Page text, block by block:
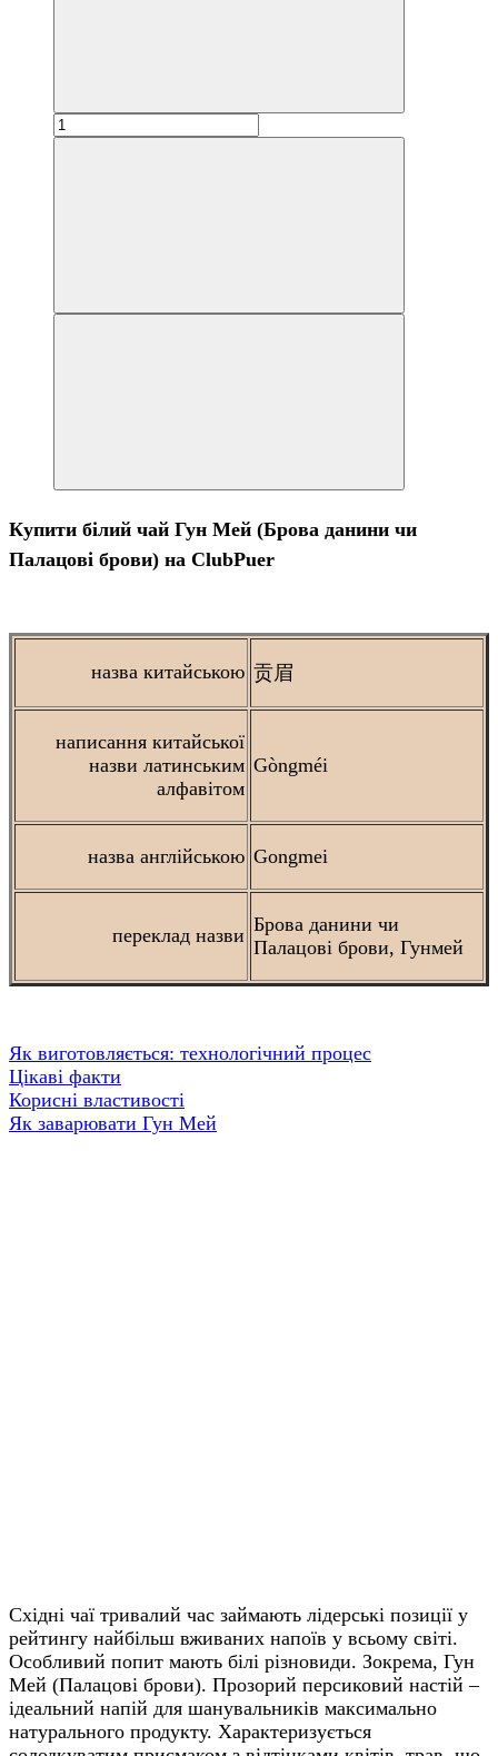
Купити білий чай Гун Мей (Брова данини чи
Палацові брови) на ClubPuer
назва китайською 贡眉
написання китайської
назви латинським
алфавітом
Gòngméi
назва англійською Gongmei
переклад назви Брова данини чи
Палацові брови, Гунмей
Як виготовляється: технологічний процес
Цікаві факти
Корисні властивості
Як заварювати Гун Мей
Східні чаї тривалий час займають лідерські позиції у
рейтингу найбільш вживаних напоїв у всьому світі.
Особливий попит мають білі різновиди. Зокрема, Гун
Мей (Палацові брови). Прозорий персиковий настій –
ідеальний напій для шанувальників максимально
натурального продукту. Характеризується